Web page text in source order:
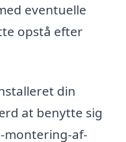
eventuelle
opstå efter
din
at benytte sig
montering-af-